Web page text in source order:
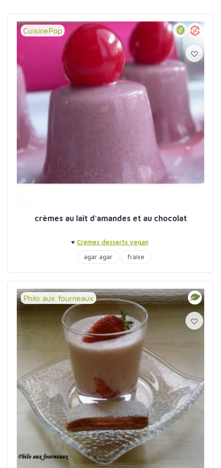
CuisinePop
crèmes au lait d'amandes et au chocolat
♥ Crèmes desserts vegan
agar agar
fraise
Philo aux fourneaux